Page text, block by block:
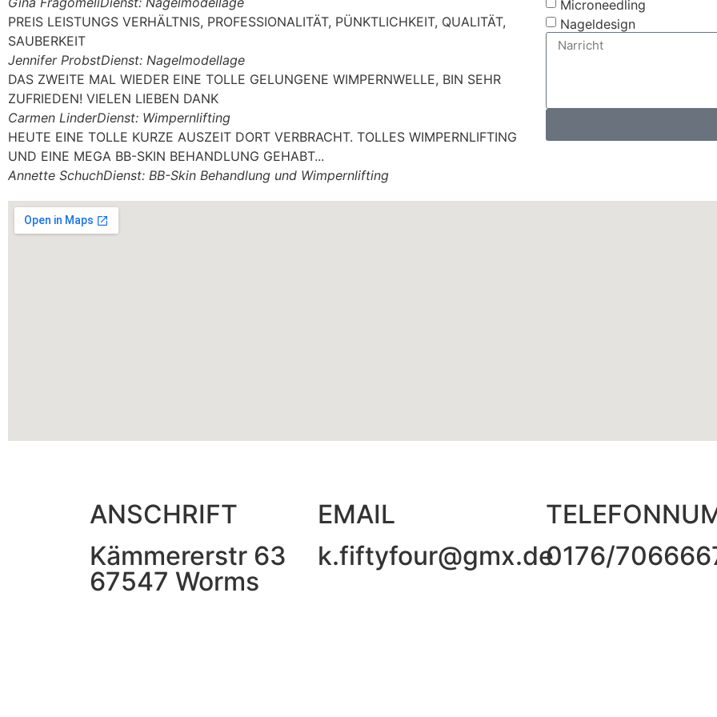
PREIS LEISTUNGS VERHÄLTNIS, PROFESSIONALITÄT, PÜNKTLICHKEIT, QUALITÄT,
SAUBERKEIT
Jennifer ProbstDienst: Nagelmodellage
DAS ZWEITE MAL WIEDER EINE TOLLE GELUNGENE WIMPERNWELLE, BIN SEHR
ZUFRIEDEN! VIELEN LIEBEN DANK
Carmen LinderDienst: Wimpernlifting
HEUTE EINE TOLLE KURZE AUSZEIT DORT VERBRACHT. TOLLES WIMPERNLIFTING
UND EINE MEGA BB-SKIN BEHANDLUNG GEHABT...
Annette SchuchDienst: BB-Skin Behandlung und Wimpernlifting
Microneedling
Nageldesign
ANSCHRIFT
Kämmererstr 63
67547 Worms
EMAIL
k.fiftyfour@gmx.de0176/